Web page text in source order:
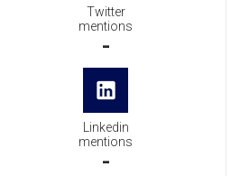
Twitter
mentions
-
Linkedin
mentions
-